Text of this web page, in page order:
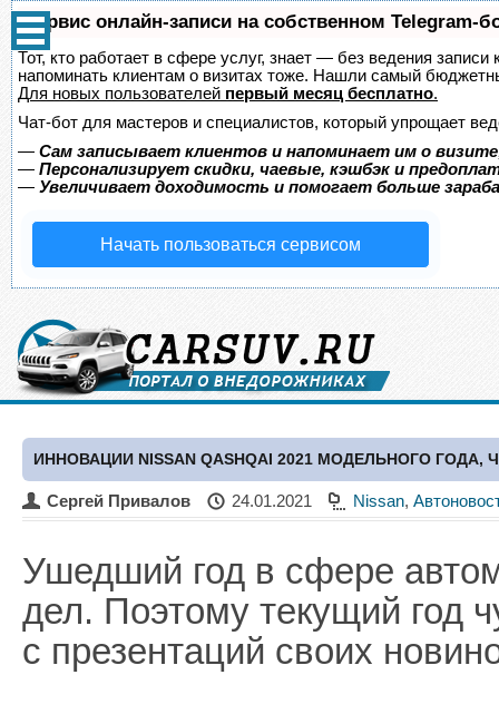
Сервис онлайн-записи на собственном Telegram-
Тот, кто работает в сфере услуг, знает — без ведения
напоминать клиентам о визитах тоже. Нашли самый
Для новых пользователей первый месяц бесплатно.
Чат-бот для мастеров и специалистов, который упрощает
— Сам записывает клиентов и напоминает им о
— Персонализирует скидки, чаевые, кэшбэк и
— Увеличивает доходимость и помогает больше
Начать пользоваться сервисом
ИННОВАЦИИ NISSAN QASHQAI 2021 МОДЕЛЬНОГО
Сергей Привалов 24.01.2021 Nissan,
Ушедший год в сфере
дел. Поэтому текущий год
с презентаций своих